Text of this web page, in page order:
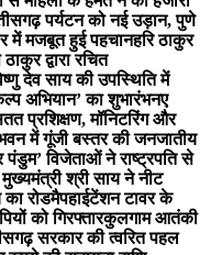
पर्यटन को नई उड़ान, पुणे
में मजबूत हुई पहचानहरि ठाकुर
द्वारा रचित
देव साय की उपस्थिति में
अभियान’ का शुभारंभनए
प्रशिक्षण, मॉनिटरिंग और
भवन में गूंजी बस्तर की जनजातीय
विजेताओं ने राष्ट्रपति से
श्री साय ने नीट
का रोडमैपहाईटेंशन टावर के
को गिरफ्तारकुलगाम आतंकी
सरकार की त्वरित पहल